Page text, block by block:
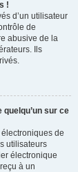
!
d’un utilisateur
de
abusive de la
Ils
sur ce
de
utilisateurs
électronique
à un